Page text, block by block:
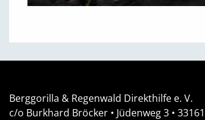
Berggorilla & Regenwald Direkthilfe e. V.
c/o Burkhard Bröcker • Jüdenweg 3 • 33161